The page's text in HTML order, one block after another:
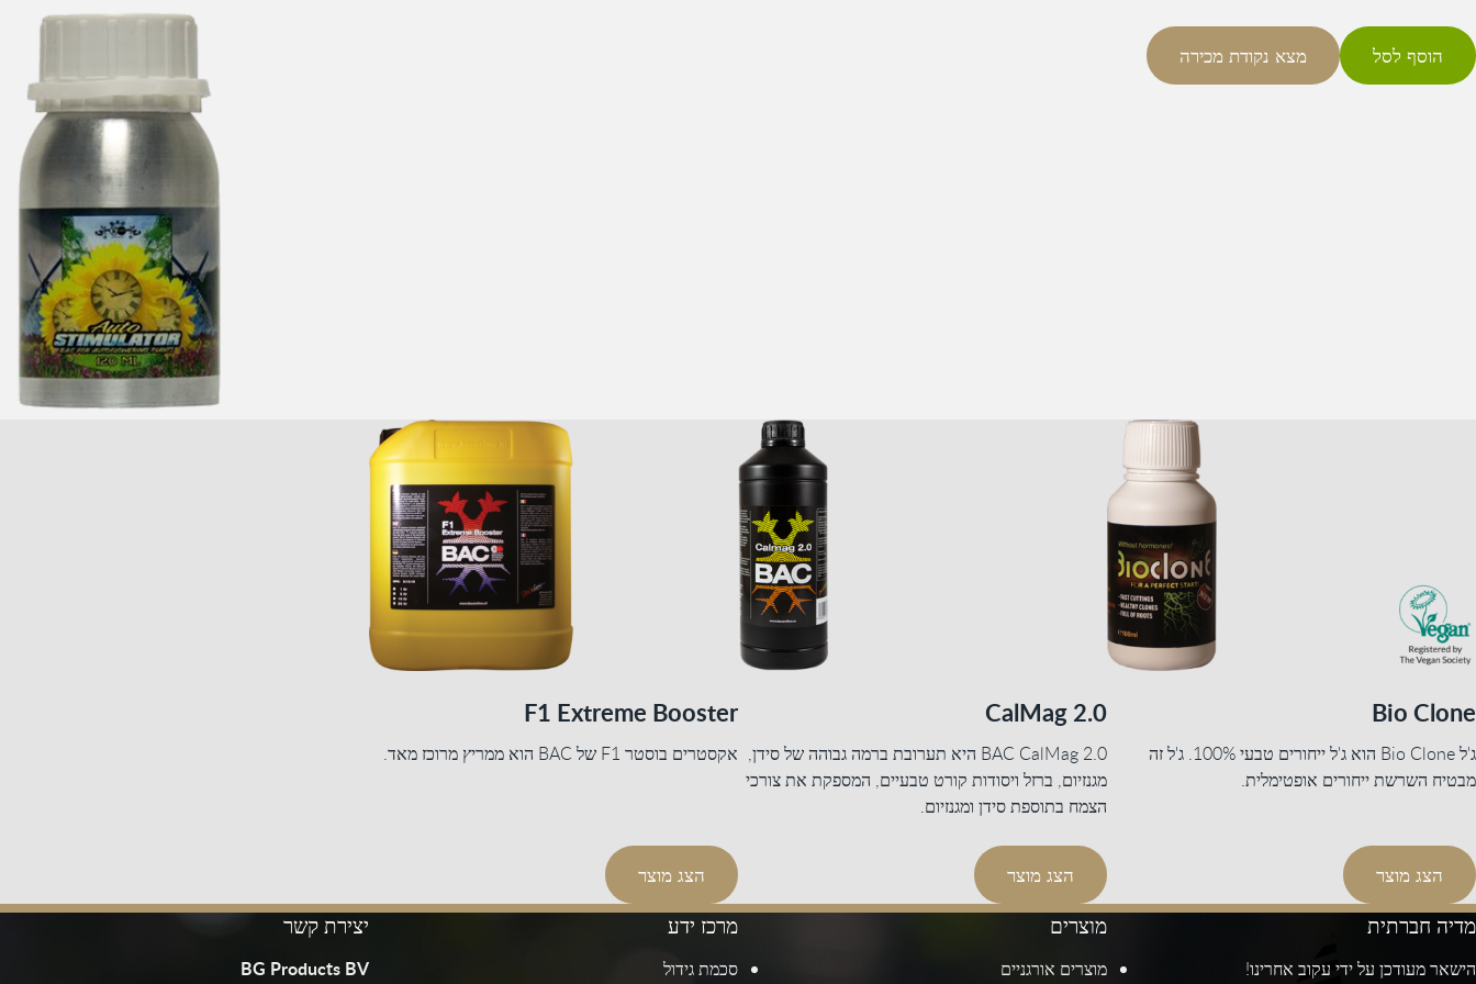
הוסף לסל מצא נקודת מכירה
Bio Clone
ג'ל Bio Clone הוא ג'ל ייחורים טבעי 100%. ג'ל זה
מבטיח השרשת ייחורים אופטימלית.
הצג מוצר
CalMag 2.0
BAC CalMag 2.0 היא תערובת ברמה גבוהה של סידן,
מגנזיום, ברזל ויסודות קורט טבעיים, המספקת את צורכי
הצמח בתוספת סידן ומגנזיום.
הצג מוצר
F1 Extreme Booster
אקסטרים בוסטר F1 של BAC הוא ממריץ מרוכז מאד.
הצג מוצר
מדיה חברתית
הישאר מעודכן על ידי עקוב אחרינו!
מוצרים
מוצרים אורגניים
מרכז ידע
סכמת גידול
יצירת קשר
BG Products BV